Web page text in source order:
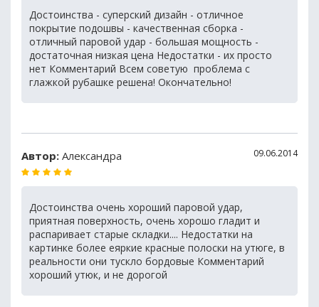
Достоинства - суперский дизайн - отличное
покрытие подошвы - качественная сборка -
отличный паровой удар - большая мощность -
достаточная низкая цена Недостатки - их просто
нет Комментарий Всем советую  проблема с
глажкой рубашке решена! Окончательно!
Автор: Александра 09.06.2014
Достоинства очень хороший паровой удар,
приятная поверхность, очень хорошо гладит и
распаривает старые складки.... Недостатки на
картинке более еяркие красные полоски на утюге, в
реальности они тускло бордовые Комментарий
хороший утюк, и не дорогой